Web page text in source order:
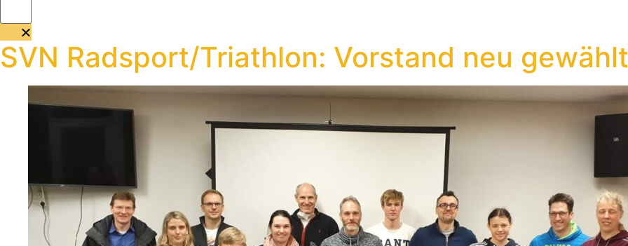
SVN Radsport/Triathlon: Vorstand neu gewählt